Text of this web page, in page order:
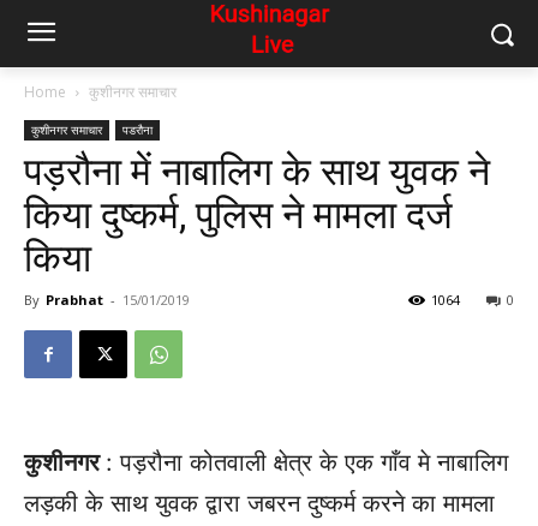
Home कुशीनगर समाचार
कुशीनगर समाचार पडरौना
पड़रौना में नाबालिग के साथ युवक ने
किया दुष्कर्म, पुलिस ने मामला दर्ज
किया
By Prabhat - 15/01/2019 0
1064
कुशीनगर : पड़रौना कोतवाली क्षेत्र के एक गाँव मे नाबालिग
लड़की के साथ युवक द्वारा जबरन दुष्कर्म करने का मामला